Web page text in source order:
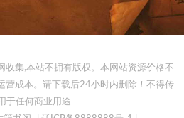
收集,本站不拥有版权。本网站资源价格不
营成本。请下载后24小时内删除！不得传
于任何商业用途